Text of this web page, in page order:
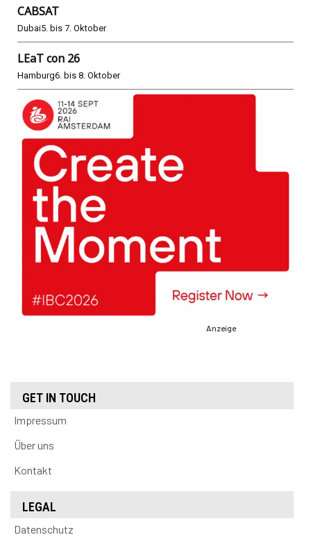
CABSAT
Dubai5. bis 7. Oktober
LEaT con 26
Hamburg6. bis 8. Oktober
Anzeige
GET IN TOUCH
Impressum
Über uns
Kontakt
LEGAL
Datenschutz